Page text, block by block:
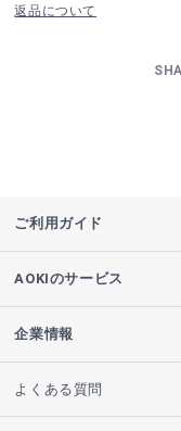
返品について
ご利用ガイド
AOKIのサービス
企業情報
よくある質問